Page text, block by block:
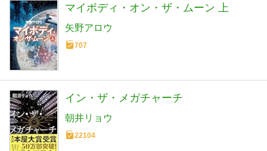
マイボディ・オン・ザ・ムーン 上
矢野アロウ
707
イン・ザ・メガチャーチ
朝井リョウ
22104